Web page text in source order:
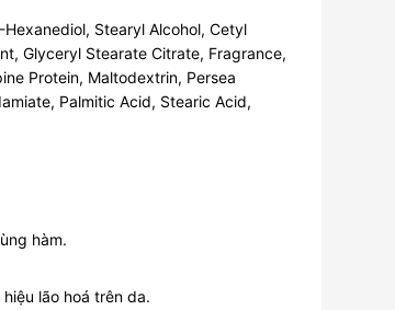
Stearyl Alcohol, Cetyl
Glyceryl Stearate Citrate, Fragrance,
Protein, Maltodextrin, Persea
Palmitic Acid, Stearic Acid,
hàm.
lão hoá trên da.